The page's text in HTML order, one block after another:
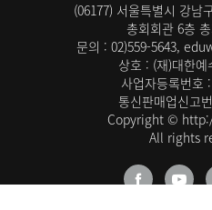
(06177) 서울특별시 강남
총회회관 6층
문의 : 02)559-5643,
상호 : (재)대한예
사업자등록번호
통신판매업신고
Copyright ©
All rights